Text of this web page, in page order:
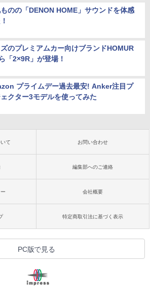
のの「DENON HOME」サウンドを体感
のプレミアムカー向けブランドHOMUR
「2×9R」が登場！
プライムデー過去最安! Anker注目プ
クター3モデルを使ってみた
て お問い合わせ
編集部へのご連絡
会社概要
特定商取引法に基づく表示
PC版で見る